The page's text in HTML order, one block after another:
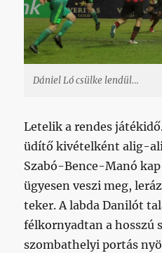
Dániel Ló csülke lendül…
Letelik a rendes
üdítő kivételként alig-
Szabó-Bence-Manó
ügyesen veszi meg,
teker. A labda Danilót
félkornyadtan a hosszú
szombathelyi portás